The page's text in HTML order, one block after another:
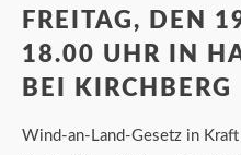
FREITAG, DEN
18.00 UHR IN
BEI KIRCHBERG
Wind-an-Land-Gesetz in